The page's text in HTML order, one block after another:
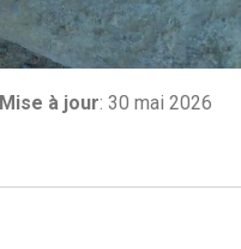
Mise à jour:30 mai 2026